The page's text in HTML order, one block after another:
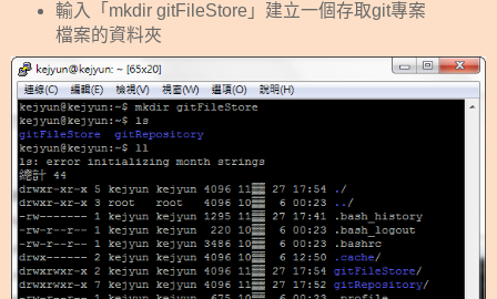
輸入「mkdir gitFileStore」建立一個存取git專案
檔案的資料夾